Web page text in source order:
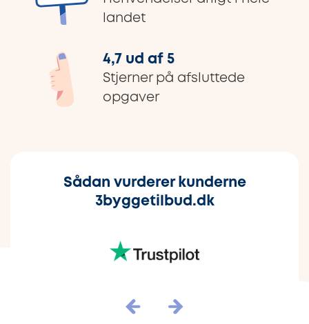
landet
4,7 ud af 5
Stjerner på afsluttede
opgaver
Sådan vurderer kunderne
3byggetilbud.dk